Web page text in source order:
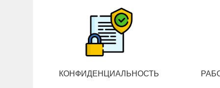
КОНФИДЕНЦИАЛЬНОСТЬ